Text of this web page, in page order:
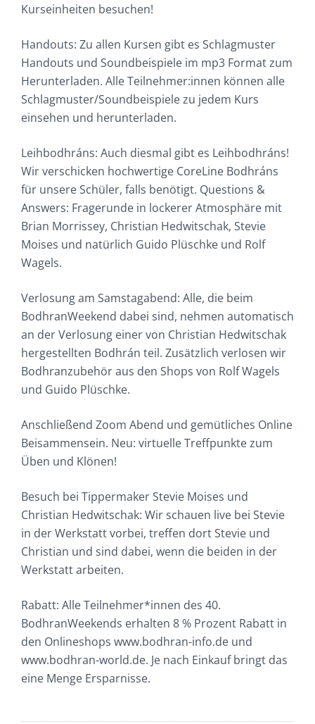
Kurseinheiten besuchen!
Handouts: Zu allen Kursen gibt es Schlagmuster
Handouts und Soundbeispiele im mp3 Format zum
Herunterladen. Alle Teilnehmer:innen können alle
Schlagmuster/Soundbeispiele zu jedem Kurs
einsehen und herunterladen.
Leihbodhráns: Auch diesmal gibt es Leihbodhráns!
Wir verschicken hochwertige CoreLine Bodhráns
für unsere Schüler, falls benötigt. Questions &
Answers: Fragerunde in lockerer Atmosphäre mit
Brian Morrissey, Christian Hedwitschak, Stevie
Moises und natürlich Guido Plüschke und Rolf
Wagels.
Verlosung am Samstagabend: Alle, die beim
BodhranWeekend dabei sind, nehmen automatisch
an der Verlosung einer von Christian Hedwitschak
hergestellten Bodhrán teil. Zusätzlich verlosen wir
Bodhranzubehör aus den Shops von Rolf Wagels
und Guido Plüschke.
Anschließend Zoom Abend und gemütliches Online
Beisammensein. Neu: virtuelle Treffpunkte zum
Üben und Klönen!
Besuch bei Tippermaker Stevie Moises und
Christian Hedwitschak: Wir schauen live bei Stevie
in der Werkstatt vorbei, treffen dort Stevie und
Christian und sind dabei, wenn die beiden in der
Werkstatt arbeiten.
Rabatt: Alle Teilnehmer*innen des 40.
BodhranWeekends erhalten 8 % Prozent Rabatt in
den Onlineshops www.bodhran-info.de und
www.bodhran-world.de. Je nach Einkauf bringt das
eine Menge Ersparnisse.